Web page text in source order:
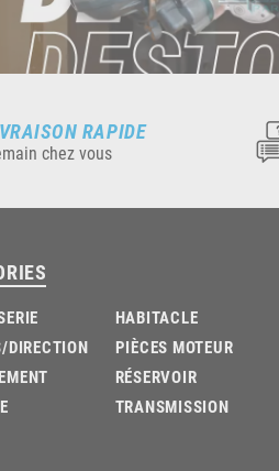
RAPIDE
chez vous
DIRECTION
HABITACLE
PIÈCES MOTEUR
RÉSERVOIR
TRANSMISSION